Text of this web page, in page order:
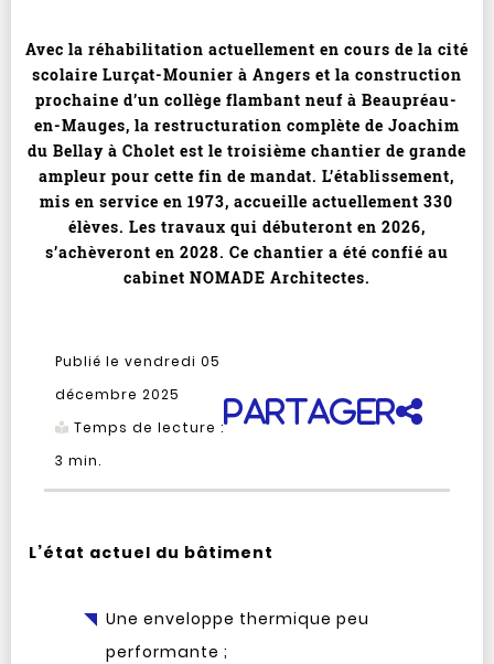
Avec la réhabilitation actuellement en cours de la cité
scolaire Lurçat-Mounier à Angers et la construction
prochaine d’un collège flambant neuf à Beaupréau-
en-Mauges, la restructuration complète de Joachim
du Bellay à Cholet est le troisième chantier de grande
ampleur pour cette fin de mandat. L’établissement,
mis en service en 1973, accueille actuellement 330
élèves. Les travaux qui débuteront en 2026,
s’achèveront en 2028. Ce chantier a été confié au
cabinet NOMADE Architectes.
Publié le vendredi 05
décembre 2025
Temps de lecture :
3 min.
Partager
L’état actuel du bâtiment
Une enveloppe thermique peu
performante ;